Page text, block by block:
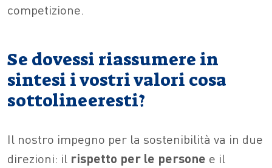
competizione.
Se dovessi riassumere in
sintesi i vostri valori cosa
sottolineeresti?
Il nostro impegno per la sostenibilità va in due
direzioni: il rispetto per le persone e il